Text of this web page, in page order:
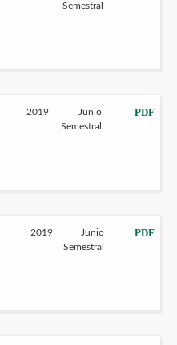
Semestral
2019
Junio
Semestral
PDF
2019
Junio
Semestral
PDF